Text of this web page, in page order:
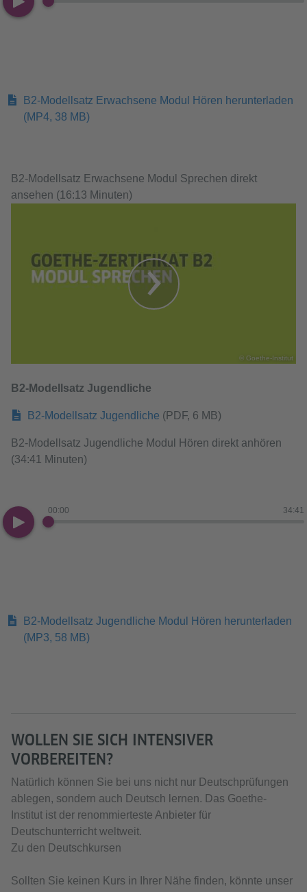
B2-Modellsatz Erwachsene Modul Hören herunterladen
(MP4, 38 MB)
B2-Modellsatz Erwachsene Modul Sprechen direkt
ansehen (16:13 Minuten)
© Goethe-Institut
B2-Modellsatz Jugendliche
B2-Modellsatz Jugendliche (PDF, 6 MB)
B2-Modellsatz Jugendliche Modul Hören direkt anhören
(34:41 Minuten)
00:00 34:41
B2-Modellsatz Jugendliche Modul Hören herunterladen
(MP3, 58 MB)
WOLLEN SIE SICH INTENSIVER
VORBEREITEN?
Natürlich können Sie bei uns nicht nur Deutschprüfungen
ablegen, sondern auch Deutsch lernen. Das Goethe-
Institut ist der renommierteste Anbieter für
Deutschunterricht weltweit.
Zu den Deutschkursen
Sollten Sie keinen Kurs in Ihrer Nähe finden, könnte unser